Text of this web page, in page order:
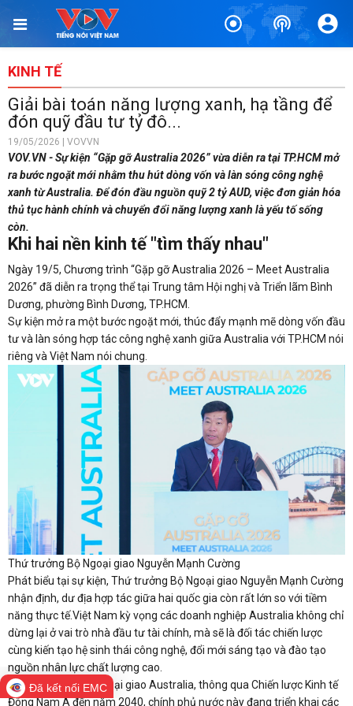
KINH TẾ
Giải bài toán năng lượng xanh, hạ tầng để
đón quỹ đầu tư tỷ đô...
19/05/2026 | VOVVN
VOV.VN - Sự kiện “Gặp gỡ Australia 2026” vừa diễn ra tại TP.HCM mở
ra bước ngoặt mới nhằm thu hút dòng vốn và làn sóng công nghệ
xanh từ Australia. Để đón đầu nguồn quỹ 2 tỷ AUD, việc đơn giản hóa
thủ tục hành chính và chuyển đổi năng lượng xanh là yếu tố sống
còn.
Khi hai nền kinh tế "tìm thấy nhau"
Ngày 19/5, Chương trình “Gặp gỡ Australia 2026 – Meet Australia
2026” đã diễn ra trọng thể tại Trung tâm Hội nghị và Triển lãm Bình
Dương, phường Bình Dương, TP.HCM.
Sự kiện mở ra một bước ngoặt mới, thúc đẩy mạnh mẽ dòng vốn đầu
tư và làn sóng hợp tác công nghệ xanh giữa Australia với TP.HCM nói
riêng và Việt Nam nói chung.
Thứ trưởng Bộ Ngoại giao Nguyễn Mạnh Cường
Phát biểu tại sự kiện, Thứ trưởng Bộ Ngoại giao Nguyễn Mạnh Cường
nhận định, dư địa hợp tác giữa hai quốc gia còn rất lớn so với tiềm
năng thực tế.Việt Nam kỳ vọng các doanh nghiệp Australia không chỉ
dừng lại ở vai trò nhà đầu tư tài chính, mà sẽ là đối tác chiến lược
cùng kiến tạo hệ sinh thái công nghệ, đổi mới sáng tạo và đào tạo
nguồn nhân lực chất lượng cao.
Còn theo đại diện ngoại giao Australia, thông qua Chiến lược Kinh tế
Đông Nam Á đến năm 2040, chính phủ nước này đang triển khai các
Đã kết nối EMC